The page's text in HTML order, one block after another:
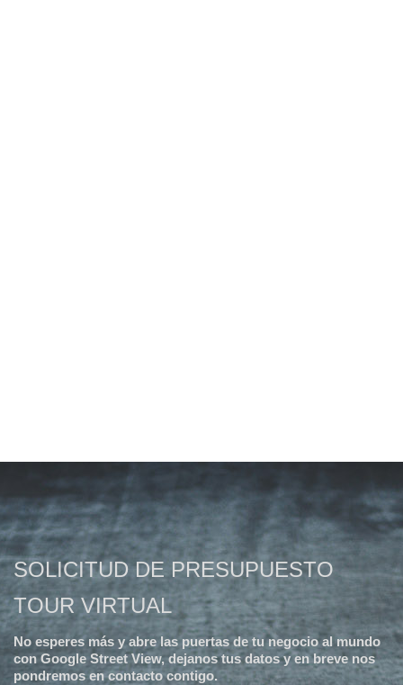
SOLICITUD DE PRESUPUESTO
TOUR VIRTUAL
No esperes más y abre las puertas de tu negocio al mundo
con Google Street View, dejanos tus datos y en breve nos
pondremos en contacto contigo.